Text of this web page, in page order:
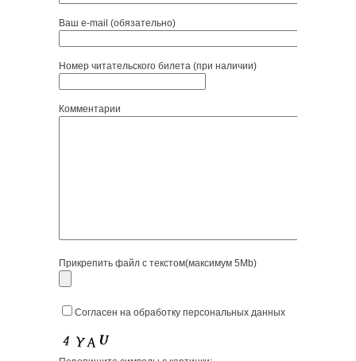
Ваш e-mail (обязательно)
Номер читательского билета (при наличии)
Комментарии
Прикрепить файл с текстом(максимум 5Mb)
Согласен на обработку персональных данных